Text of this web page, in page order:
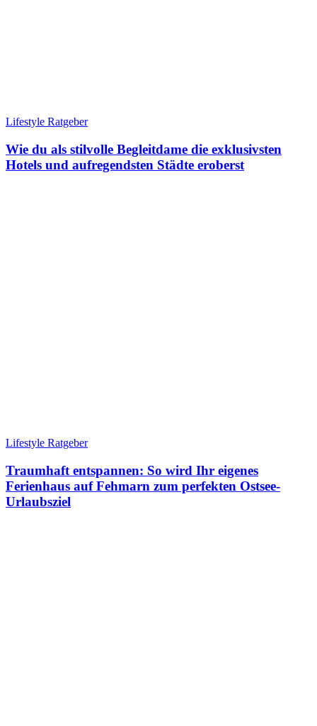
Lifestyle Ratgeber
Wie du als stilvolle Begleitdame die exklusivsten
Hotels und aufregendsten Städte eroberst
Lifestyle Ratgeber
Traumhaft entspannen: So wird Ihr eigenes
Ferienhaus auf Fehmarn zum perfekten Ostsee-
Urlaubsziel